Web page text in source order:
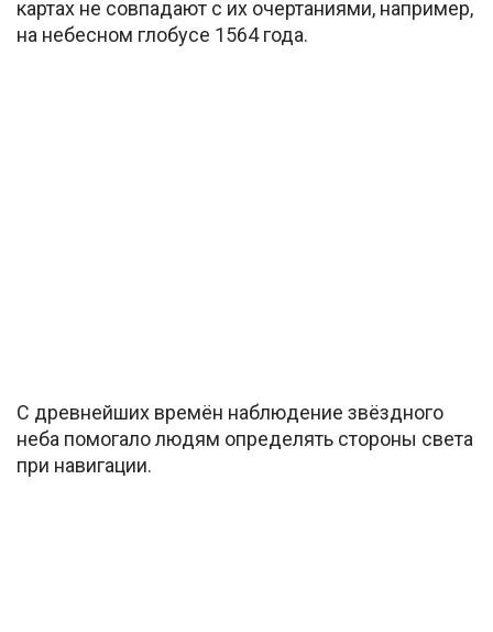
картах не совпадают с их очертаниями, например,
на небесном глобусе 1564 года.
С древнейших времён наблюдение звёздного
неба помогало людям определять стороны света
при навигации.